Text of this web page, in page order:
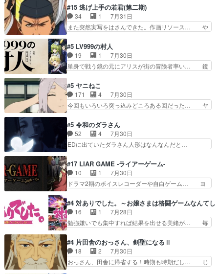
し良い話化け猫は油が好物… 今回はあかやし1体
のみで15分。金持ちの… 今更だけど霊が性行為
で祓えることは何とな…
人物が増えてわいわいしたところが好き… 初コミ
ティアで２０冊刷りは妥当だよね。俺… 藤森さん
のママ向けの漫画で、また涙腺が⋯… 〜漫画に
「想い」をこめよう｣娘に漫画であ… 何回この作
てコミティアっていいなあ。同… コミティア参加
のしおりを徹夜で作る先生(… お母さん、娘にあ
んな漫画描かれたら泣いち…
#15 逃げ上手の若君(第二期)
34 1
7月31日
また突然実写をはさんできた。作画リソース… や
歳まで童貞だと魔法使いになれるという… こっち
の諏訪の三大将もまたクセが強いw色… 頼重が完
全にブレーンだよね毎回敵キャラが… 弧次郎「欲
を我慢して強くなれるなら大飯食… 変化球な演出
ていただきました！最終的に… この高らかなDT
宣言、合田一人に通じるも… この作品は近年稀に
見るおっさんキャラの充…
#5 LV999の村人
19 1
7月30日
単身で戦う鏡の元にアリスが街の冒険者率い… 鏡
なががんばってくれたアリスの父ちゃん… 成長限
界が999である村人と定めた上位存… 大規模バト
ルシーンなのに会話してばっかり… やっぱり勇者
より強かったか笑統率力LV9… 普通の人間の親子
組みか‥Lv200帯の… そのために役割を超越する
者の出現させるた… アリスのお陰で他の勇者達も
共闘してくれ魔…
#5 ヤニねこ
171 4
7月30日
今回もいろいろ突っ込みどころある回だった… ヤ
ちゃんの恋愛話をしたり、タバコを生産… ここう
っすら思ったことズバリ言ってくれて… おかし
い、さわやかだ 世話好きの陰に支配… ヤクねこ
のクワガタ取りの話見て切なくなっ… 普段は選別
れww唐突な作画力の正… なんか今日はかなり一
瞬で終わっちまったっ… 先週と比べてまだまとも
に見えた。4話は過…
#5 令和のダラさん
52 4
7月30日
EDに出ていたダラさん人形はなんなんだと…
惨な過去がきっちり現代に継承されている… ダラ
さんと姉弟の母との出会いの話やはりダ… ダラさ
んの過去話も佳境…げに恐ろしいは人… 第５話感
想：２人の過剰な貢ぎ物?の礼とし… 第５話感
系列が4話と入れ替わってるのね… こんなデカイ
のどうやって運ぶんだよ！？姉… ダラさん、人型
形態にもなれるんか!?w髪…
#17 LIAR GAME -ライアーゲーム-
10 1
7月30日
ドラマ2期のボイスレコーダーや自白ゲーム… ヨ
国の奴らも馬鹿が多いが、夜の国も同じ… ご視聴
ありがとうございました来週もよろし… 握った◯
治郎（中の人的に）仲間であるプレ… ヨコヤの頭
の回転の速さと人間の心理を利用… 夜の国のヨコ
で夜の国の独裁支配を強化、… やはりヨコヤいい
ですね。昼の国が勝てる流… 役で出演いたしまし
た。次回も緊張が止まり…
#4 対ありでした。～お嬢さまは格闘ゲームなんてし
16 1
7月28日
勉強嫌いでも集中すれば結果を出せる美緒が… 毎
なゲームも相手が強すぎるとやる気無く… テー
マ：テスト勉強と大会感想は、美緒がテ… すげー
ーーーーーーーー良い……。女性声優… 深夜の格
ゲー対戦よりテストの方がよっぽど… 真剣に授業
#4 片田舎のおっさん、剣聖になるⅡ
18 2
7月30日
おっさん、田舎に帰省する！時期も時期だし… じ